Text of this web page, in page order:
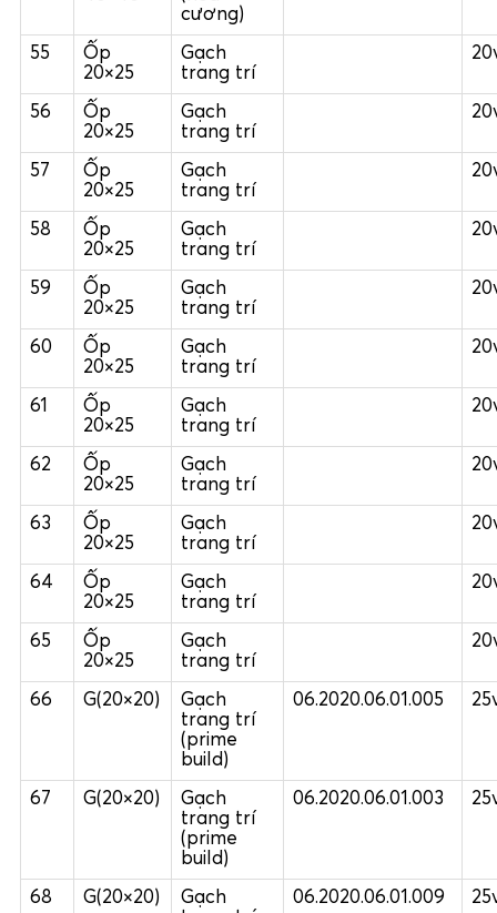
cương)
55
Ốp
20×25
Gạch
trang trí
56
Ốp
20×25
Gạch
trang trí
57
Ốp
20×25
Gạch
trang trí
58
Ốp
20×25
Gạch
trang trí
59
Ốp
20×25
Gạch
trang trí
60
Ốp
20×25
Gạch
trang trí
61
Ốp
20×25
Gạch
trang trí
62
Ốp
20×25
Gạch
trang trí
63
Ốp
20×25
Gạch
trang trí
64
Ốp
20×25
Gạch
trang trí
65
Ốp
20×25
Gạch
trang trí
66 G(20×20)
Gạch
trang trí
(prime
build)
06.2020.06.01.005
67 G(20×20)
Gạch
trang trí
(prime
build)
06.2020.06.01.003
68 G(20×20)
Gạch
06.2020.06.01.009